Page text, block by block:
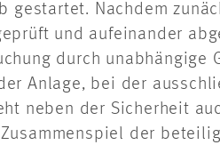
gestartet. Nachdem
und aufeinander
durch unabhängige
Anlage, bei der
neben der Sicherheit
der